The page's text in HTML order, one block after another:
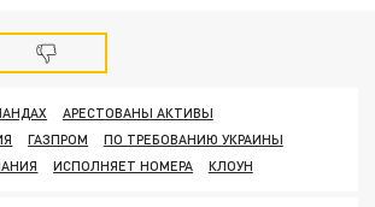
АРЕСТОВАНЫ АКТИВЫ
ГАЗПРОМ
ПО ТРЕБОВАНИЮ УКРАИНЫ
ИСПОЛНЯЕТ НОМЕРА КЛОУН